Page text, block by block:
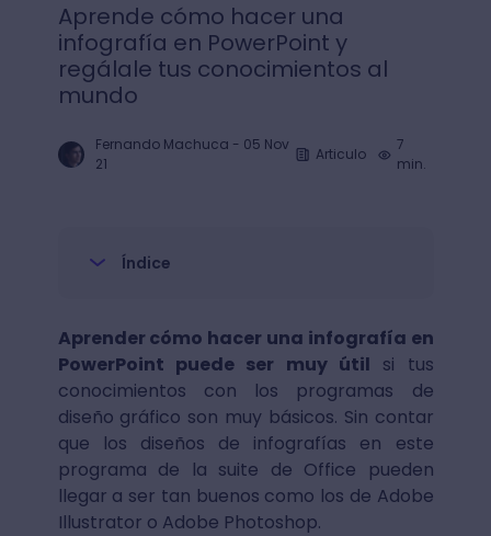
Aprende cómo hacer una
infografía en PowerPoint y
regálale tus conocimientos al
mundo
Fernando Machuca - 05 Nov
21
Articulo
7
min.
Índice
Aprender cómo hacer una infografía en
PowerPoint puede ser muy útil si tus
conocimientos con los programas de
diseño gráfico son muy básicos. Sin contar
que los diseños de infografías en este
programa de la suite de Office pueden
llegar a ser tan buenos como los de Adobe
Illustrator o Adobe Photoshop.